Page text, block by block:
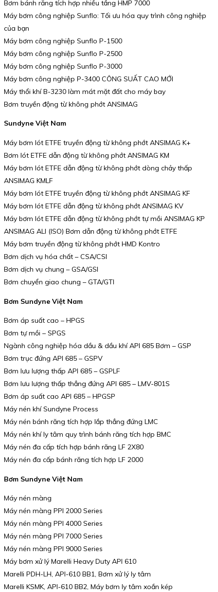
Bơm bánh răng tích hợp nhiều tầng HMP 7000
Máy bơm công nghiệp Sunflo: Tối ưu hóa quy trình công nghiệp
của bạn
Máy bơm công nghiệp Sunflo P-1500
Máy bơm công nghiệp Sunflo P-2500
Máy bơm công nghiệp Sunflo P-3000
Máy bơm công nghiệp P-3400 CÔNG SUẤT CAO MỚI
Máy thổi khí B-3230 làm mát mặt đất cho máy bay
Bơm truyền động từ không phớt ANSIMAG
Sundyne Việt Nam
Máy bơm lót ETFE truyền động từ không phớt ANSIMAG K+
Bơm lót ETFE dẫn động từ không phớt ANSIMAG KM
Máy bơm lót ETFE dẫn động từ không phớt dòng chảy thấp
ANSIMAG KMLF
Máy bơm lót ETFE truyền động từ không phớt ANSIMAG KF
Máy bơm lót ETFE dẫn động từ không phớt ANSIMAG KV
Máy bơm lót ETFE dẫn động từ không phớt tự mồi ANSIMAG KP
ANSIMAG ALI (ISO) Bơm dẫn động từ không phớt ETFE
Máy bơm truyền động từ không phớt HMD Kontro
Bơm dịch vụ hóa chất – CSA/CSI
Bơm dịch vụ chung – GSA/GSI
Bơm chuyển giao chung – GTA/GTI
Bơm Sundyne Việt Nam
Bơm áp suất cao – HPGS
Bơm tự mồi – SPGS
Ngành công nghiệp hóa dầu & dầu khí API 685 Bơm – GSP
Bơm trục đứng API 685 – GSPV
Bơm lưu lượng thấp API 685 – GSPLF
Bơm lưu lượng thấp thẳng đứng API 685 – LMV-801S
Bơm áp suất cao API 685 – HPGSP
Máy nén khí Sundyne Process
Máy nén bánh răng tích hợp lắp thẳng đứng LMC
Máy nén khí ly tâm quy trình bánh răng tích hợp BMC
Máy nén đa cấp tích hợp bánh răng LF 2X80
Máy nén đa cấp bánh răng tích hợp LF 2000
Bơm Sundyne Việt Nam
Máy nén màng
Máy nén màng PPI 2000 Series
Máy nén màng PPI 4000 Series
Máy nén màng PPI 7000 Series
Máy nén màng PPI 9000 Series
Máy bơm xử lý Marelli Heavy Duty API 610
Marelli PDH-LH, API-610 BB1, Bơm xử lý ly tâm
Marelli KSMK, API-610 BB2, Máy bơm ly tâm xoắn kép